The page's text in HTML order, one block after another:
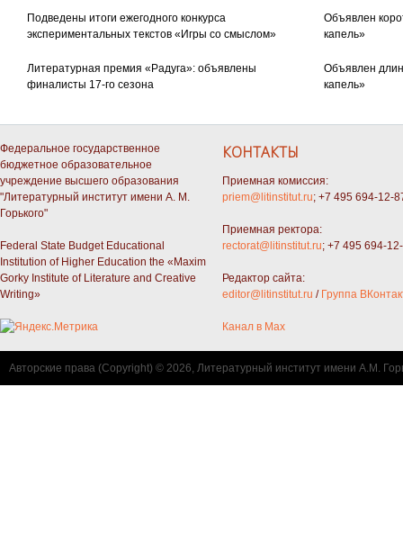
Подведены итоги ежегодного конкурса
экспериментальных текстов «Игры со смыслом»
Объявлен
капель»
Литературная премия «Радуга»: объявлены
финалисты 17-го сезона
Объявлен
капель»
Федеральное государственное
бюджетное образовательное
учреждение высшего образования
"Литературный институт имени А. М.
Горького"
Federal State Budget Educational
Institution of Higher Education the «Maxim
Gorky Institute of Literature and Creative
Writing»
КОНТАКТЫ
Приемная комиссия:
priem@litinstitut.ru; +7 495 694-12-
Приемная ректора:
rectorat@litinstitut.ru; +7 495 694-
Редактор сайта:
editor@litinstitut.ru / Группа
Канал в Max
Авторские права (Copyright) © 2026, Литературный институт имени А.М.